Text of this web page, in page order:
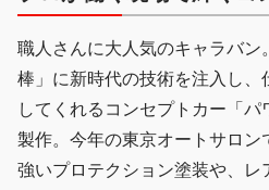
職人さんに大人気のキャラバン
棒」に新時代の技術を注入し、
してくれるコンセプトカー「
製作。今年の東京オートサロン
強いプロテクション塗装や、